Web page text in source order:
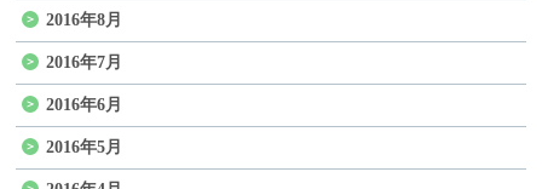
2016年8月
2016年7月
2016年6月
2016年5月